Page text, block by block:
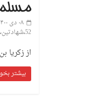
۰۸ دی ۱۴۰۰
52،شهادتین،
از
بیشتر